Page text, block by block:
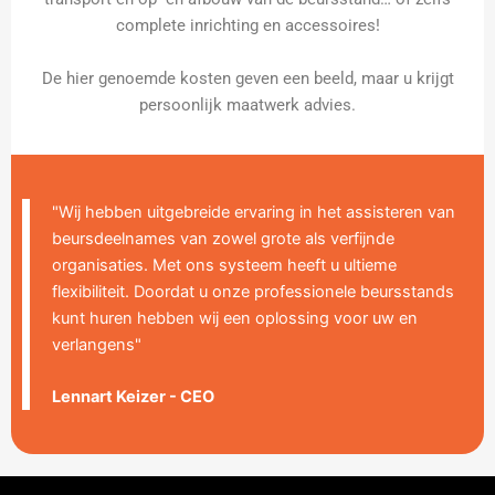
complete inrichting en accessoires!
De hier genoemde kosten geven een beeld, maar u krijgt
persoonlijk maatwerk advies.
"Wij hebben uitgebreide ervaring in het assisteren van
beursdeelnames van zowel grote als verfijnde
organisaties. Met ons systeem heeft u ultieme
flexibiliteit. Doordat u onze professionele beursstands
kunt huren hebben wij een oplossing voor uw en
verlangens"
Lennart Keizer - CEO